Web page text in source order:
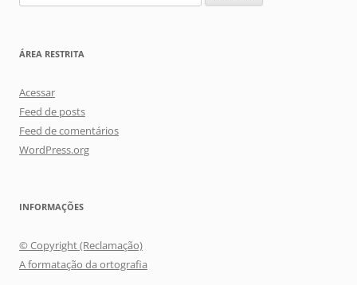
por:
ÁREA RESTRITA
Acessar
Feed de posts
Feed de comentários
WordPress.org
INFORMAÇÕES
© Copyright (Reclamação)
A formatação da ortografia